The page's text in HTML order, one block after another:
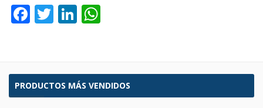
Facebook
TwitterLinkedIn
PRODUCTOS MÁS VENDIDOS